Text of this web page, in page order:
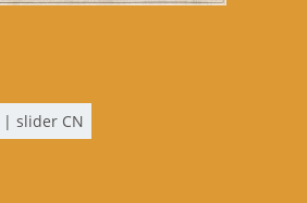
| slider CN